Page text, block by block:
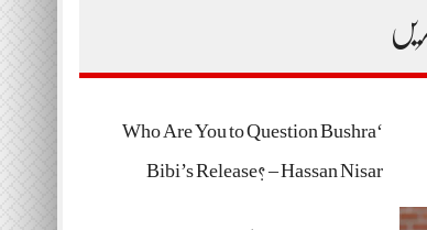
‘Who Are You to Question Bushra
Bibi’s Release? – Hassan Nisar